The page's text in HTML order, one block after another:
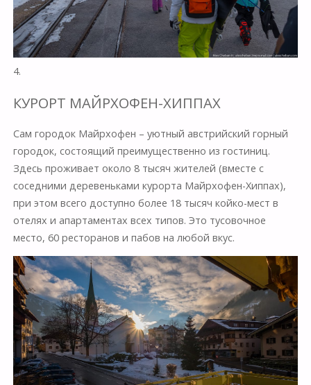
4.
КУРОРТ МАЙРХОФЕН-ХИППАХ
Сам городок Майрхофен – уютный австрийский горный
городок, состоящий преимущественно из гостиниц.
Здесь проживает около 8 тысяч жителей (вместе с
соседними деревеньками курорта Майрхофен-Хиппах),
при этом всего доступно более 18 тысяч койко-мест в
отелях и апартаментах всех типов. Это тусовочное
место, 60 ресторанов и пабов на любой вкус.